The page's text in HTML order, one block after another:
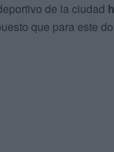
de la ciudad
que para este